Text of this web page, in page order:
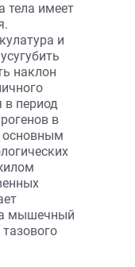
тела имеет
и
наклон
в период
в
основным
мышечный